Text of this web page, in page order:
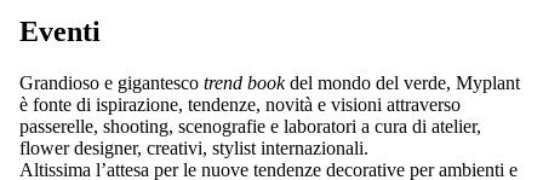
Eventi
Grandioso e gigantesco trend bookdel mondo del verde, Myplant
è fonte di ispirazione, tendenze, novità e visioni attraverso
passerelle, shooting, scenografie e laboratori a cura di atelier,
flower designer, creativi, stylist internazionali.
Altissima l’attesa per le nuove tendenze decorative per ambienti e